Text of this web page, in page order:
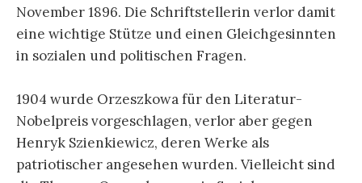
November 1896. Die Schriftstellerin verlor damit
eine wichtige Stütze und einen Gleichgesinnten
in sozialen und politischen Fragen.
1904 wurde Orzeszkowa für den Literatur-
Nobelpreis vorgeschlagen, verlor aber gegen
Henryk Szienkiewicz, deren Werke als
patriotischer angesehen wurden. Vielleicht sind